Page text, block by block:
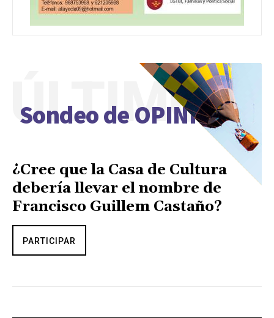
Sondeo de OPINIÓN
ÚLTIMO
¿Cree que la Casa de Cultura
debería llevar el nombre de
Francisco Guillem Castaño?
PARTICIPAR